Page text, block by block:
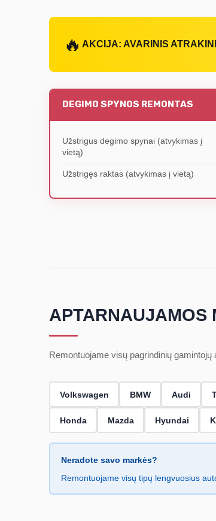
🔥 AKCIJA: AVARINIS
DEGIMO SPYNOS REMONTAS
Užstrigus degimo spynai (atvykimas į
vietą)
Užstrigęs raktas (atvykimas į vietą)
APTARNAUJAMOS
Remontuojame visų pagrindinių gamintojų
Volkswagen BMW Audi
Honda Mazda Hyundai
Neradote savo markės?
Remontuojame visų tipų lengvuosius